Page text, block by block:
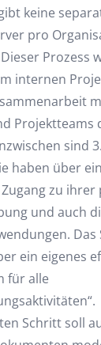
keine
pro
Prozess
internen
Projektteams
sind
haben über
zu
und auch
ein eigenes
für alle
Schritt soll